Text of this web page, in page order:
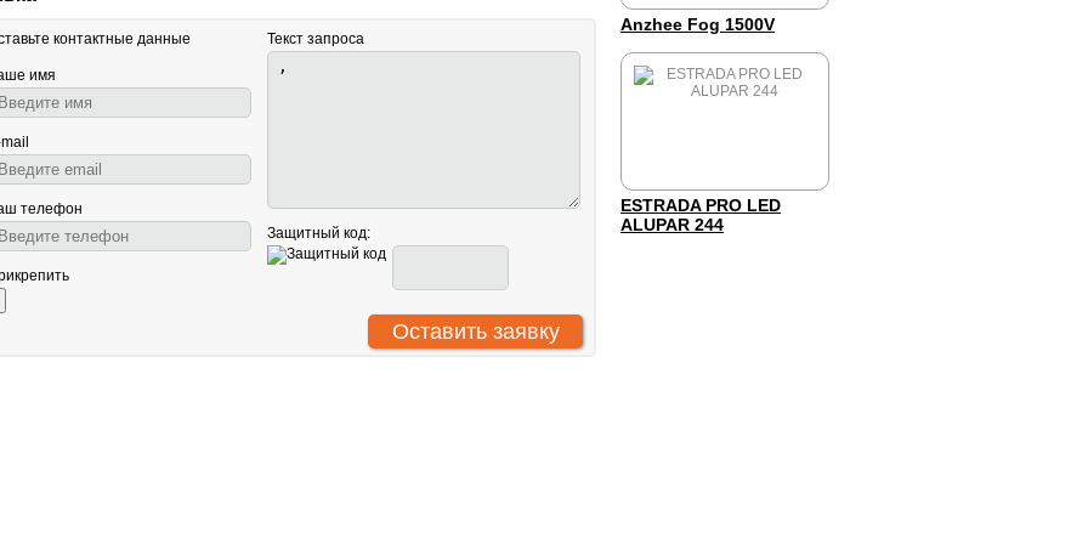
контактные данные
имя
телефон
Текст запроса
Защитный код:
Anzhee Fog 1500V
ESTRADA PRO LED
ALUPAR 244